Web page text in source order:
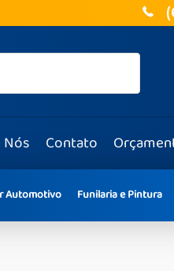
Contato
Automotivo Funilaria e Pintura